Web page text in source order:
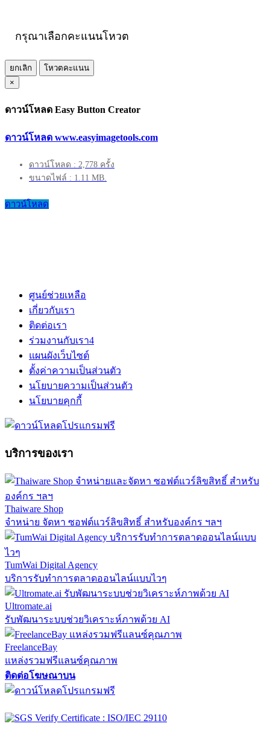
กรุณาเลือกคะแนนโหวต
ยกเลิก
โหวตคะแนน
×
ดาวน์โหลด Easy Button Creator
ดาวน์โหลด www.easyimagetools.com
ดาวน์โหลด : 2,778 ครั้ง
ขนาดไฟล์ : 1.11 MB.
ดาวน์โหลด
ศูนย์ช่วยเหลือ
เกี่ยวกับเรา
ติดต่อเรา
ร่วมงานกับเรา4
แผนผังเว็บไซต์
ตั้งค่าความเป็นส่วนตัว
นโยบายความเป็นส่วนตัว
นโยบายคุกกี้
บริการของเรา
Thaiware Shop
จำหน่าย จัดหา ซอฟต์แวร์ลิขสิทธิ์ สำหรับองค์กร ฯลฯ
TumWai Digital Agency
บริการรับทำการตลาดออนไลน์แบบไวๆ
Ultromate.ai
รับพัฒนาระบบช่วยวิเคราะห์ภาพด้วย AI
FreelanceBay
แหล่งรวมฟรีแลนซ์คุณภาพ
ติดต่อโฆษณาบน